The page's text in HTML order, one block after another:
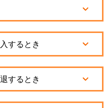
するとき
するとき